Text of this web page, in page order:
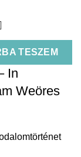
TESZEM
In
Weöres